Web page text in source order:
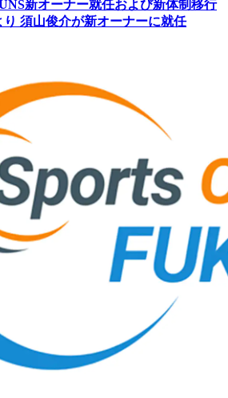
新オーナー就任および新体制移行
り 須山俊介が新オーナーに就任